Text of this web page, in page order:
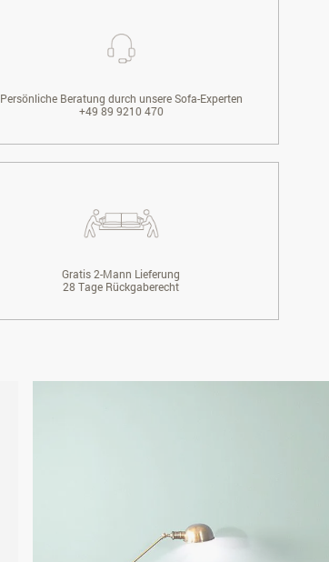
Persönliche Beratung durch unsere Sofa-Experten
+49 89 9210 470
Gratis 2-Mann Lieferung
28 Tage Rückgaberecht